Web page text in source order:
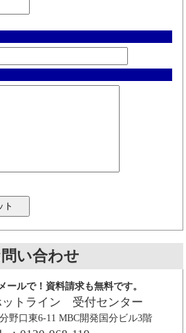
い合わせ
ールで！資料請求も無料です。
ットライン 受付センター
野口東6-11 MBC開発国分ビル3階